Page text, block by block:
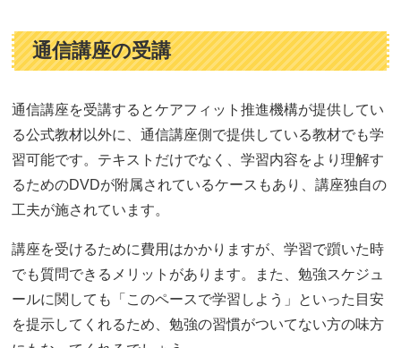
通信講座の受講
通信講座を受講するとケアフィット推進機構が提供してい
る公式教材以外に、通信講座側で提供している教材でも学
習可能です。テキストだけでなく、学習内容をより理解す
るためのDVDが附属されているケースもあり、講座独自の
工夫が施されています。
講座を受けるために費用はかかりますが、学習で躓いた時
でも質問できるメリットがあります。また、勉強スケジュ
ールに関しても「このペースで学習しよう」といった目安
を提示してくれるため、勉強の習慣がついてない方の味方